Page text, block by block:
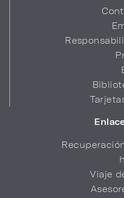
Viaje